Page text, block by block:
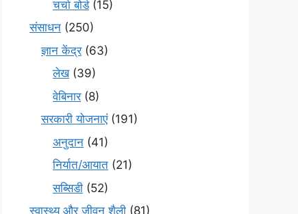
चर्चा बोर्ड(15)
संसाधन (250)
ज्ञान केंद्र(63)
लेख(39)
वेबिनार(8)
सरकारी योजनाएं(191)
अनुदान (41)
निर्यात/आयात (21)
सब्सिडी (52)
स्वास्थ्य और जीवन शैली (81)